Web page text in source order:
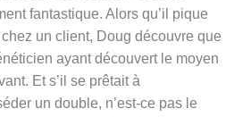
fantastique. Alors qu’il pique
un client, Doug découvre que
ayant découvert le moyen
Et s’il se prêtait à
un double, n’est-ce pas le